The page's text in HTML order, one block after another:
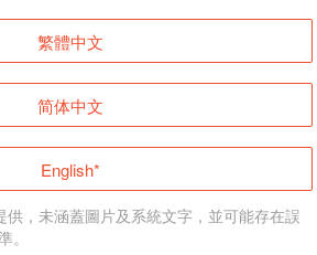
登入
返回首頁
繁體中文
简体中文
English*
，未涵蓋圖片及系統文字，並可能存在誤
。